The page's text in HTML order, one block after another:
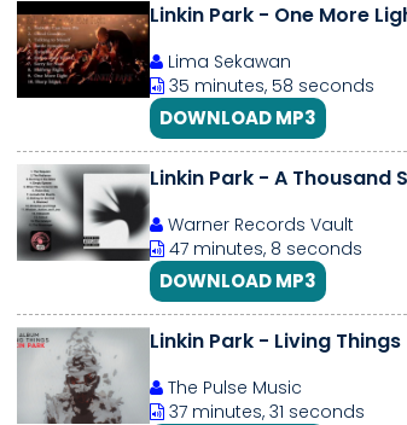
Linkin Park - One More
Lima Sekawan
35 minutes, 58 seconds
DOWNLOAD MP3
Linkin Park - A Thousand
Warner Records Vault
47 minutes, 8 seconds
DOWNLOAD MP3
Linkin Park - Living
The Pulse Music
37 minutes, 31 seconds